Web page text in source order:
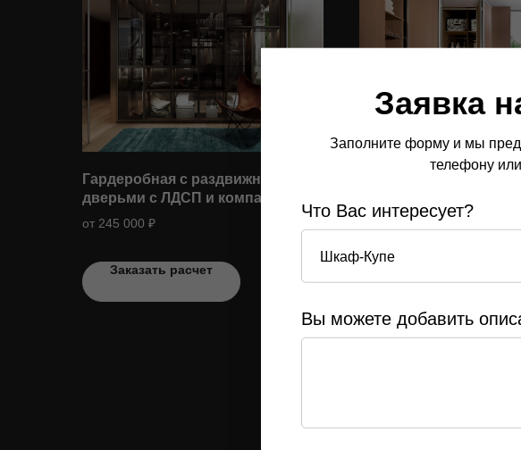
Гардеробная с раздвижными
дверьми с ЛДСП и компактных
распашных дверей
от 245 000 ₽
Заказать расчет
и складных
дверей
от 104 800 ₽
Заявка
Заполните форму и мы
телефону
Что Вас интересует?
Вы можете добавить